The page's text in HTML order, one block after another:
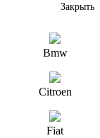
Закрыть
Bmw
Citroen
Fiat